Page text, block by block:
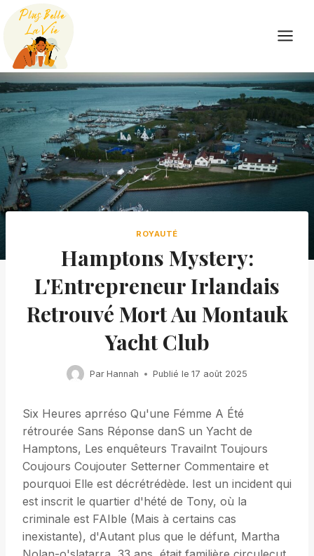
Skip
content
ROYAUTÉ
Hamptons Mystery:
L'Entrepreneur Irlandais
Retrouvé Mort Au Montauk
Yacht Club
Par Hannah Publié le 17 août 2025
Six Heures aprréso Qu'une Fémme A Été
rétrourée Sans Réponse danS un Yacht de
Hamptons, Les enquêteurs Travailnt Toujours
Coujours Coujouter Setterner Commentaire et
pourquoi Elle est décrétrédède. Iest un incident qui
est inscrit le quartier d'hété de Tony, où la
criminale est FAIble (Mais à certains cas
inexistante), d'Autant plus que le défunt, Martha